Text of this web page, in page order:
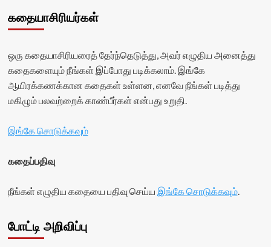
கதையாசிரியர்கள்
ஒரு கதையாசிரியரைத் தேர்ந்தெடுத்து, அவர் எழுதிய அனைத்து
கதைகளையும் நீங்கள் இப்போது படிக்கலாம். இங்கே
ஆயிரக்கணக்கான கதைகள் உள்ளன, எனவே நீங்கள் படித்து
மகிழும் பலவற்றைக் காண்பீர்கள் என்பது உறுதி.
இங்கே சொடுக்கவும்
கதைப்பதிவு
நீங்கள் எழுதிய கதையை பதிவு செய்ய இங்கே சொடுக்கவும்.
போட்டி அறிவிப்பு